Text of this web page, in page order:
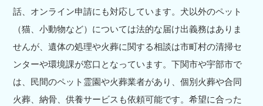
話、オンライン申請にも対応しています。犬以外のペット
（猫、小動物など）については法的な届け出義務はありま
せんが、遺体の処理や火葬に関する相談は市町村の清掃セ
ンターや環境課が窓口となっています。下関市や宇部市で
は、民間のペット霊園や火葬業者があり、個別火葬や合同
火葬、納骨、供養サービスも依頼可能です。希望に合った